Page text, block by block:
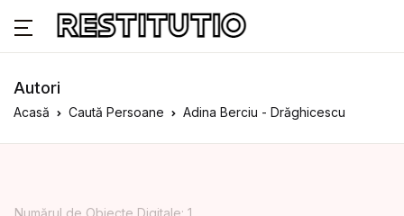
Autori
Acasă Caută Persoane Adina Berciu - Drăghicescu
Numărul de Obiecte Digitale: 1